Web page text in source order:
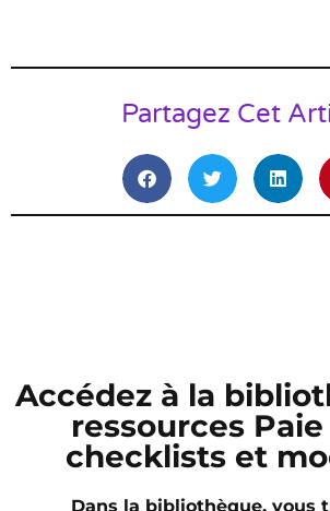
Partagez Cet
Accédez à la
ressources Paie
checklists et
Dans la bibliothèque, vous